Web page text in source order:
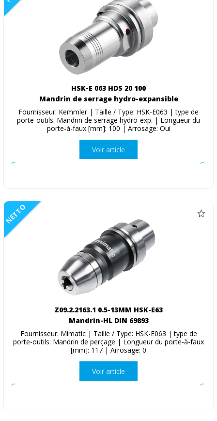
HSK-E 063 HDS 20 100
Mandrin de serrage hydro-expansible
Fournisseur: Kemmler | Taille / Type: HSK-E063 | type de
porte-outils: Mandrin de serrage hydro-exp. | Longueur du
porte-à-faux [mm]: 100 | Arrosage: Oui
Voir article
NETTO
Z09.2.2163.1 0.5-13MM HSK-E63
Mandrin-HL DIN 69893
Fournisseur: Mimatic | Taille / Type: HSK-E063 | type de
porte-outils: Mandrin de perçage | Longueur du porte-à-faux
[mm]: 117 | Arrosage: 0
Voir article